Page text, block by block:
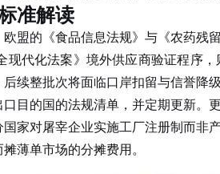
准解读
盟的《食品信息法规》与《农药残
代化法案》境外供应商验证程序
续整批次将面临口岸扣留与信誉降级
的国的法规清单，并定期更新。
家对屠宰企业实施工厂注册制而
薄单市场的分摊费用。